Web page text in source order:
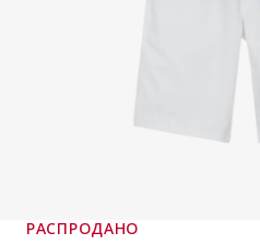
РАСПРОДАНО